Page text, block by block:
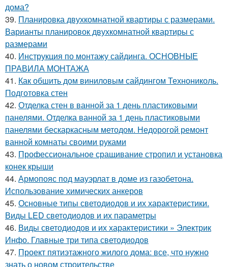
дома?
39. Планировка двухкомнатной квартиры с размерами.
Варианты планировок двухкомнатной квартиры с
размерами
40. Инструкция по монтажу сайдинга. ОСНОВНЫЕ
ПРАВИЛА МОНТАЖА
41. Как обшить дом виниловым сайдингом Технониколь.
Подготовка стен
42. Отделка стен в ванной за 1 день пластиковыми
панелями. Отделка ванной за 1 день пластиковыми
панелями бескаркасным методом. Недорогой ремонт
ванной комнаты своими руками
43. Профессиональное сращивание стропил и установка
конек крыши
44. Армопояс под мауэрлат в доме из газобетона.
Использование химических анкеров
45. Основные типы светодиодов и их характеристики.
Виды LED светодиодов и их параметры
46. Виды светодиодов и их характеристики » Электрик
Инфо. Главные три типа светодиодов
47. Проект пятиэтажного жилого дома: все, что нужно
знать о новом строительстве